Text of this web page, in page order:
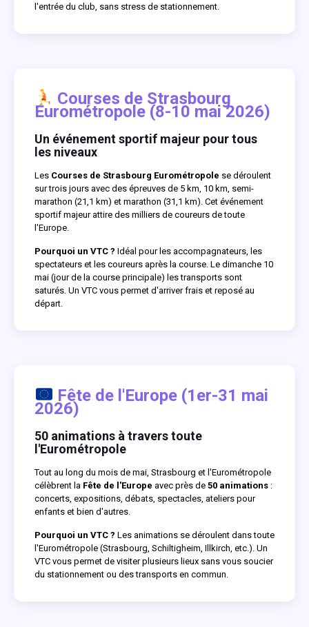
l'entrée du club, sans stress de stationnement.
Courses de Strasbourg
Eurométropole (8-10 mai 2026)
Un événement sportif majeur pour tous
les niveaux
Les Courses de Strasbourg Eurométropole se déroulent
sur trois jours avec des épreuves de 5 km, 10 km, semi-
marathon (21,1 km) et marathon (31,1 km). Cet événement
sportif majeur attire des milliers de coureurs de toute
l'Europe.
Pourquoi un VTC ? Idéal pour les accompagnateurs, les
spectateurs et les coureurs après la course. Le dimanche 10
mai (jour de la course principale) les transports sont
saturés. Un VTC vous permet d'arriver frais et reposé au
départ.
Fête de l'Europe (1er-31 mai
2026)
50 animations à travers toute
l'Eurométropole
Tout au long du mois de mai, Strasbourg et l'Eurométropole
célèbrent la Fête de l'Europe avec près de 50 animations :
concerts, expositions, débats, spectacles, ateliers pour
enfants et bien d'autres.
Pourquoi un VTC ? Les animations se déroulent dans toute
l'Eurométropole (Strasbourg, Schiltigheim, Illkirch, etc.). Un
VTC vous permet de visiter plusieurs lieux sans vous soucier
du stationnement ou des transports en commun.